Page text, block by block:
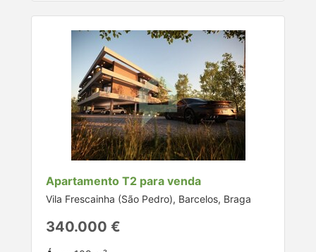
Apartamento T2 para venda
Vila Frescainha (São Pedro), Barcelos, Braga
340.000 €